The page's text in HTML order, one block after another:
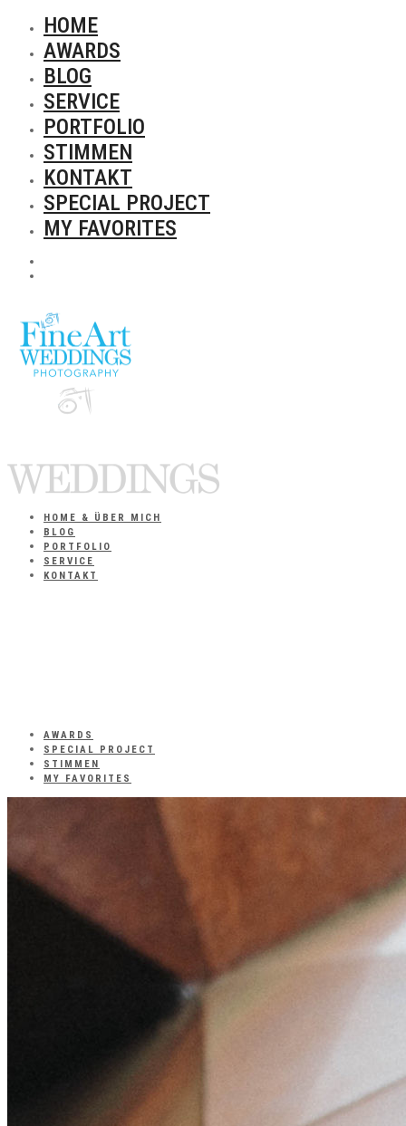
HOME
AWARDS
BLOG
SERVICE
PORTFOLIO
STIMMEN
KONTAKT
SPECIAL PROJECT
MY FAVORITES
HOME & ÜBER MICH
BLOG
PORTFOLIO
SERVICE
KONTAKT
AWARDS
SPECIAL PROJECT
STIMMEN
MY FAVORITES